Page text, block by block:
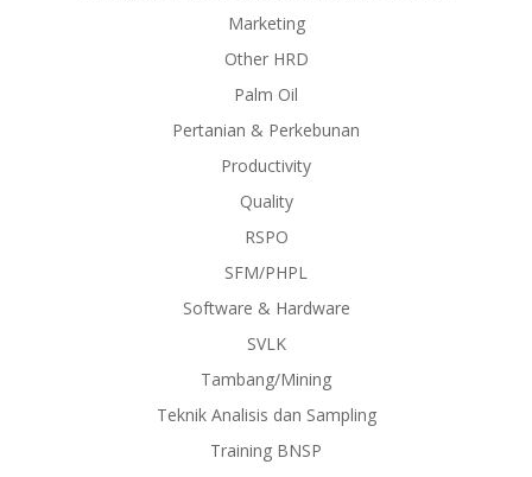
Marketing
Other HRD
Palm Oil
Pertanian & Perkebunan
Productivity
Quality
RSPO
SFM/PHPL
Software & Hardware
SVLK
Tambang/Mining
Teknik Analisis dan Sampling
Training BNSP